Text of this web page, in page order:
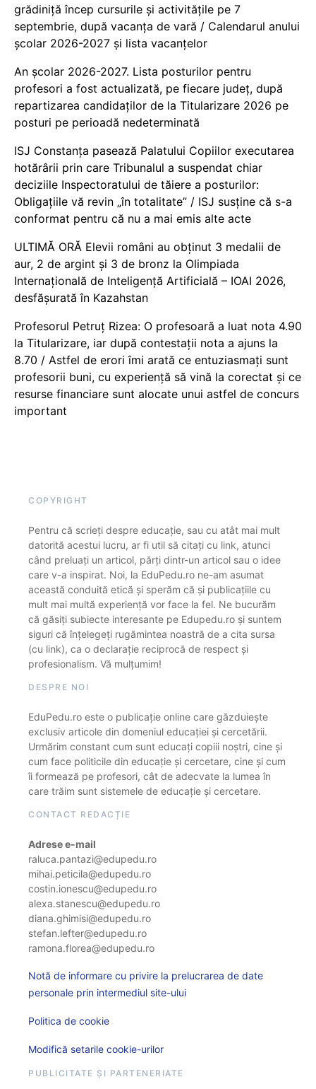
grădiniță încep cursurile și activitățile pe 7
septembrie, după vacanța de vară / Calendarul anului
școlar 2026-2027 și lista vacanțelor
An școlar 2026-2027. Lista posturilor pentru
profesori a fost actualizată, pe fiecare județ, după
repartizarea candidaților de la Titularizare 2026 pe
posturi pe perioadă nedeterminată
ISJ Constanța pasează Palatului Copiilor executarea
hotărârii prin care Tribunalul a suspendat chiar
deciziile Inspectoratului de tăiere a posturilor:
Obligațiile vă revin „în totalitate” / ISJ susține că s-a
conformat pentru că nu a mai emis alte acte
ULTIMĂ ORĂ Elevii români au obținut 3 medalii de
aur, 2 de argint și 3 de bronz la Olimpiada
Internațională de Inteligență Artificială – IOAI 2026,
desfășurată în Kazahstan
Profesorul Petruț Rizea: O profesoară a luat nota 4.90
la Titularizare, iar după contestații nota a ajuns la
8.70 / Astfel de erori îmi arată ce entuziasmați sunt
profesorii buni, cu experiență să vină la corectat și ce
resurse financiare sunt alocate unui astfel de concurs
important
COPYRIGHT
Pentru că scrieți despre educație, sau cu atât mai mult
datorită acestui lucru, ar fi util să citați cu link, atunci
când preluați un articol, părți dintr-un articol sau o idee
care v-a inspirat. Noi, la EduPedu.ro ne-am asumat
această conduită etică și sperăm că și publicațiile cu
mult mai multă experiență vor face la fel. Ne bucurăm
că găsiți subiecte interesante pe Edupedu.ro și suntem
siguri că înțelegeți rugămintea noastră de a cita sursa
(cu link), ca o declarație reciprocă de respect și
profesionalism. Vă mulțumim!
DESPRE NOI
EduPedu.ro este o publicație online care găzduiește
exclusiv articole din domeniul educației și cercetării.
Urmărim constant cum sunt educați copiii noștri, cine și
cum face politicile din educație și cercetare, cine și cum
îi formează pe profesori, cât de adecvate la lumea în
care trăim sunt sistemele de educație și cercetare.
CONTACT REDACȚIE
Adrese e-mail
raluca.pantazi@edupedu.ro
mihai.peticila@edupedu.ro
costin.ionescu@edupedu.ro
alexa.stanescu@edupedu.ro
diana.ghimisi@edupedu.ro
stefan.lefter@edupedu.ro
ramona.florea@edupedu.ro
Notă de informare cu privire la prelucrarea de date
personale prin intermediul site-ului
Politica de cookie
Modifică setarile cookie-urilor
PUBLICITATE ȘI PARTENERIATE